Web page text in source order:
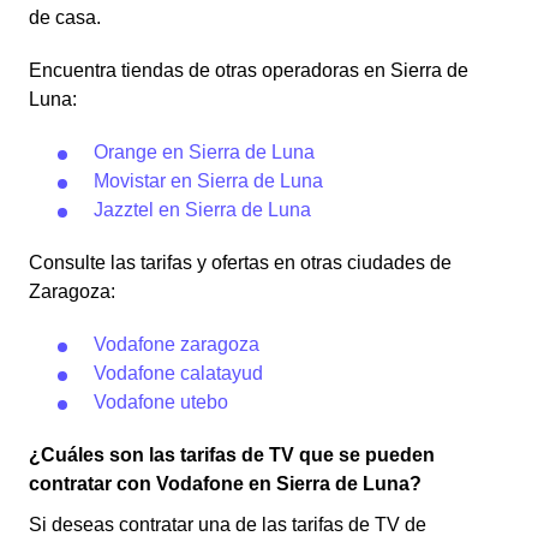
de casa.
Encuentra tiendas de otras operadoras en Sierra de
Luna:
Orange en Sierra de Luna
Movistar en Sierra de Luna
Jazztel en Sierra de Luna
Consulte las tarifas y ofertas en otras ciudades de
Zaragoza:
Vodafone zaragoza
Vodafone calatayud
Vodafone utebo
¿Cuáles son las tarifas de TV que se pueden
contratar con Vodafone en Sierra de Luna?
Si deseas contratar una de las tarifas de TV de